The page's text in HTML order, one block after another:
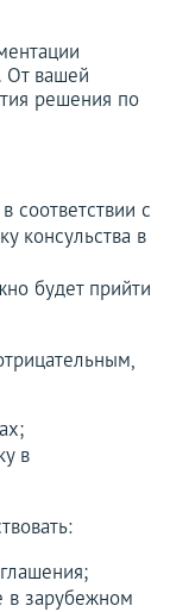
От вашей
решения по
соответствии с
консульства в
будет прийти
в
в зарубежном